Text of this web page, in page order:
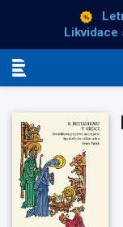
Likvidace